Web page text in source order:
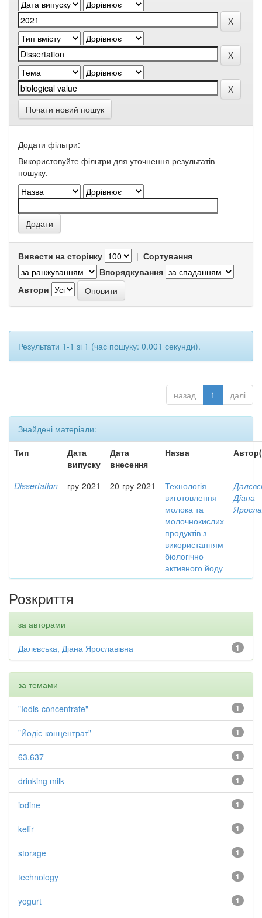
Почати новий пошук
Додати фільтри:
Використовуйте фільтри для уточнення результатів
пошуку.
Вивести на сторінку | Сортування
Впорядкування
Автори
Результати 1-1 зі 1 (час пошуку: 0.001 секунди).
назад 1 далі
Знайдені матеріали:
Тип
Дата
випуску
Дата
внесення
Назва
Dissertation гру-2021 20-гру-2021
Технологія
виготовлення
молока та
молочнокислих
продуктів з
використанням
біологічно
активного йоду
Діана
Розкриття
за авторами
1
Далєвська, Діана Ярославівна
за темами
1
"Iodis-concentrate"
1
"Йодіс-концентрат"
1
63.637
1
drinking milk
1
iodine
1
kefir
1
storage
1
technology
1
yogurt